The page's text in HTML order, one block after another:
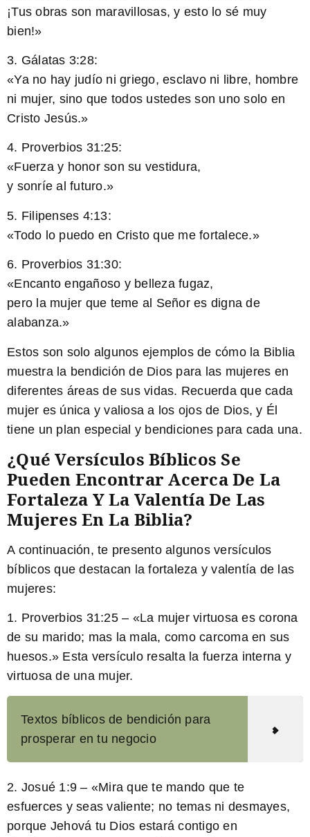
¡Tus obras son maravillosas, y esto lo sé muy
bien!»
3. Gálatas 3:28:
«Ya no hay judío ni griego, esclavo ni libre, hombre
ni mujer, sino que todos ustedes son uno solo en
Cristo Jesús.»
4. Proverbios 31:25:
«Fuerza y honor son su vestidura,
y sonríe al futuro.»
5. Filipenses 4:13:
«Todo lo puedo en Cristo que me fortalece.»
6. Proverbios 31:30:
«Encanto engañoso y belleza fugaz,
pero la mujer que teme al Señor es digna de
alabanza.»
Estos son solo algunos ejemplos de cómo la Biblia
muestra la bendición de Dios para las mujeres en
diferentes áreas de sus vidas. Recuerda que cada
mujer es única y valiosa a los ojos de Dios, y Él
tiene un plan especial y bendiciones para cada una.
¿Qué Versículos Bíblicos Se
Pueden Encontrar Acerca De La
Fortaleza Y La Valentía De Las
Mujeres En La Biblia?
A continuación, te presento algunos versículos
bíblicos que destacan la fortaleza y valentía de las
mujeres:
1. Proverbios 31:25 – «La mujer virtuosa es corona
de su marido; mas la mala, como carcoma en sus
huesos.» Esta versículo resalta la fuerza interna y
virtuosa de una mujer.
Textos bíblicos de bendición para
prosperar en tu negocio
2. Josué 1:9 – «Mira que te mando que te
esfuerces y seas valiente; no temas ni desmayes,
porque Jehová tu Dios estará contigo en